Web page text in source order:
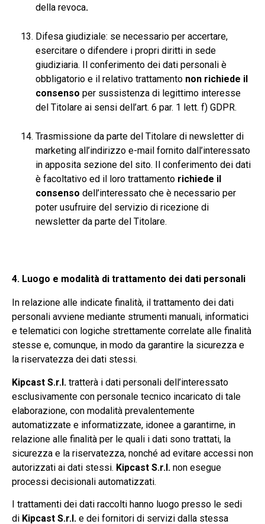
della revoca.
Difesa giudiziale: se necessario per accertare,
esercitare o difendere i propri diritti in sede
giudiziaria. Il conferimento dei dati personali è
obbligatorio e il relativo trattamento non richiede il
consenso per sussistenza di legittimo interesse
del Titolare ai sensi dell’art. 6 par. 1 lett. f) GDPR.
Trasmissione da parte del Titolare di newsletter di
marketing all’indirizzo e-mail fornito dall’interessato
in apposita sezione del sito. Il conferimento dei dati
è facoltativo ed il loro trattamento richiede il
consenso dell’interessato che è necessario per
poter usufruire del servizio di ricezione di
newsletter da parte del Titolare.
4. Luogo e modalità di trattamento dei dati personali
In relazione alle indicate finalità, il trattamento dei dati
personali avviene mediante strumenti manuali, informatici
e telematici con logiche strettamente correlate alle finalità
stesse e, comunque, in modo da garantire la sicurezza e
la riservatezza dei dati stessi.
Kipcast S.r.l. tratterà i dati personali dell’interessato
esclusivamente con personale tecnico incaricato di tale
elaborazione, con modalità prevalentemente
automatizzate e informatizzate, idonee a garantirne, in
relazione alle finalità per le quali i dati sono trattati, la
sicurezza e la riservatezza, nonché ad evitare accessi non
autorizzati ai dati stessi. Kipcast S.r.l. non esegue
processi decisionali automatizzati.
I trattamenti dei dati raccolti hanno luogo presso le sedi
di Kipcast S.r.l. e dei fornitori di servizi dalla stessa